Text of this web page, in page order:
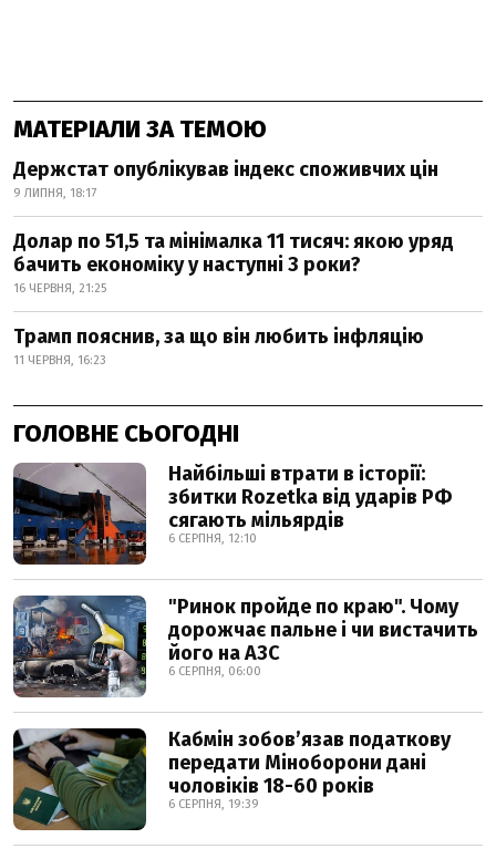
МАТЕРІАЛИ ЗА ТЕМОЮ
Держстат опублікував індекс споживчих цін
9 ЛИПНЯ, 18:17
Долар по 51,5 та мінімалка 11 тисяч: якою уряд
бачить економіку у наступні 3 роки?
16 ЧЕРВНЯ, 21:25
Трамп пояснив, за що він любить інфляцію
11 ЧЕРВНЯ, 16:23
ГОЛОВНЕ СЬОГОДНІ
Найбільші втрати в історії:
збитки Rozetka від ударів РФ
сягають мільярдів
6 СЕРПНЯ, 12:10
"Ринок пройде по краю". Чому
дорожчає пальне і чи вистачить
його на АЗС
6 СЕРПНЯ, 06:00
Кабмін зобовʼязав податкову
передати Міноборони дані
чоловіків 18-60 років
6 СЕРПНЯ, 19:39